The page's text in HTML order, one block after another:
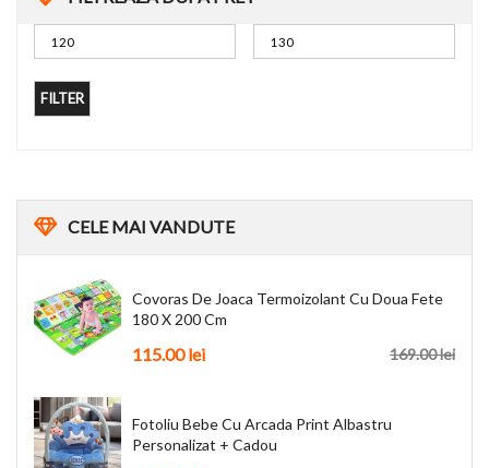
FILTER
CELEMAI VANDUTE
Covoras De Joaca Termoizolant Cu Doua Fete
180 X 200 Cm
169.00lei
115.00lei
Fotoliu Bebe Cu Arcada Print Albastru
Personalizat + Cadou